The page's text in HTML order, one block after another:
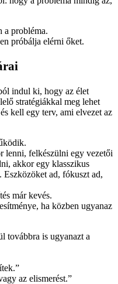
a probléma.
próbálja elérni őket.
indul ki, hogy az élet
stratégiákkal meg lehet
kell egy terv, ami elvezet az
lenni, felkészülni egy vezetői
akkor egy klasszikus
Eszközöket ad, fókuszt ad,
már kevés.
ha közben ugyanaz
továbbra is ugyanazt a
az elismerést.”